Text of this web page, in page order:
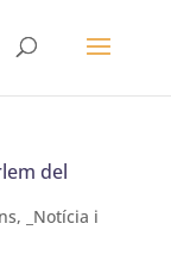
del
,
_Notícia i